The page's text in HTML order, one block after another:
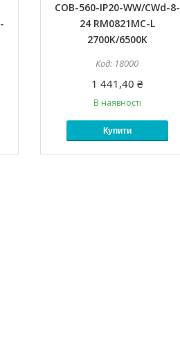
COB-560-IP20-WW/CWd-8-
24 RM0821MC-L
2700K/6500K
18000
1 441,40 ₴
В наявності
Купити